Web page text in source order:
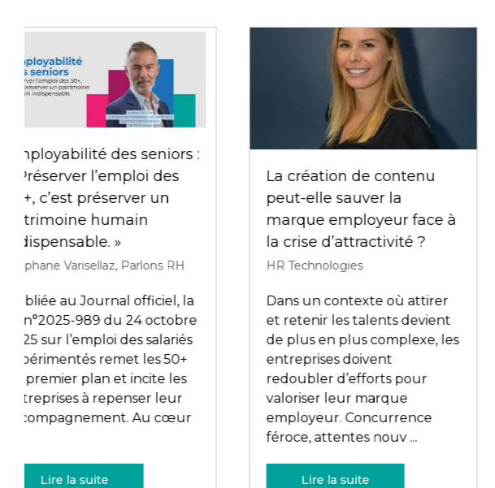
Quels défis la fonction RH
doit-elle surmonter pour
tirer pleinement parti du
potentiel de l’IA ?
HR Technologies
Difficile de passer entre les
gouttes de l’IA et des
adaptations qu’elle impose.
De l’automatisation des
tâches à la personnalisation
de l’expérience
collaborateur, en passant par
Lire la suite
On n'a jamais fait ça
comme ça - Épisode
Thomas Chardin
HR Technologies
Dans cet épisode inspirant
"On n'a jamais fait comme
Le Podcast", Thomas
dirigeant de Parlons RH et
co-organisateur de HR
Technologies France, vous
dévoile tout sur la 3ème
édition de ...
Lire la suite